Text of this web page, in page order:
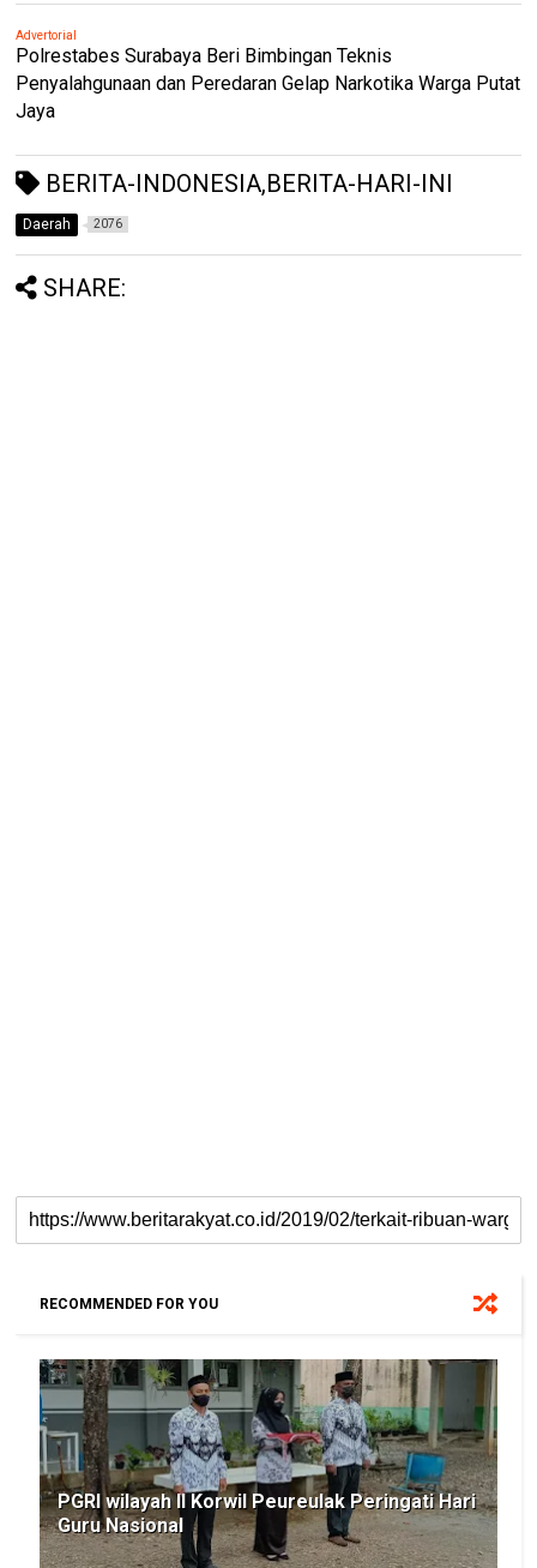
Advertorial
Polrestabes Surabaya Beri Bimbingan Teknis
Penyalahgunaan dan Peredaran Gelap Narkotika Warga Putat
Jaya
BERITA-INDONESIA,BERITA-HARI-INI
Daerah 2076
SHARE:
RECOMMENDED FOR YOU
PGRI wilayah II Korwil Peureulak Peringati Hari
Guru Nasional